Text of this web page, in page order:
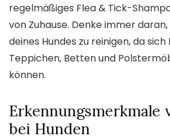
regelmäßiges Flea & Tick-
von Zuhause. Denke immer
deines Hundes zu reinigen, da sich
Teppichen, Betten und
können.
Erkennungsmerkmale
bei Hunden